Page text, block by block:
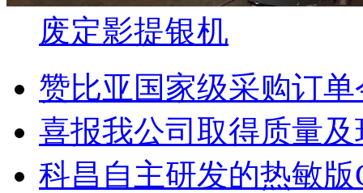
废定影提银机
赞比亚国家级采购订
喜报我公司取得质量
科昌自主研发的热敏